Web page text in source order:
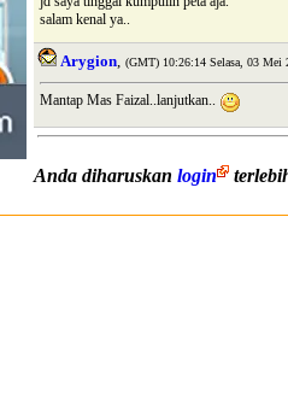
salam kenal ya..
Arygion, (GMT) 10:26:14 Selasa, 03 Mei
Mantap Mas Faizal..lanjutkan..
Anda diharuskan login